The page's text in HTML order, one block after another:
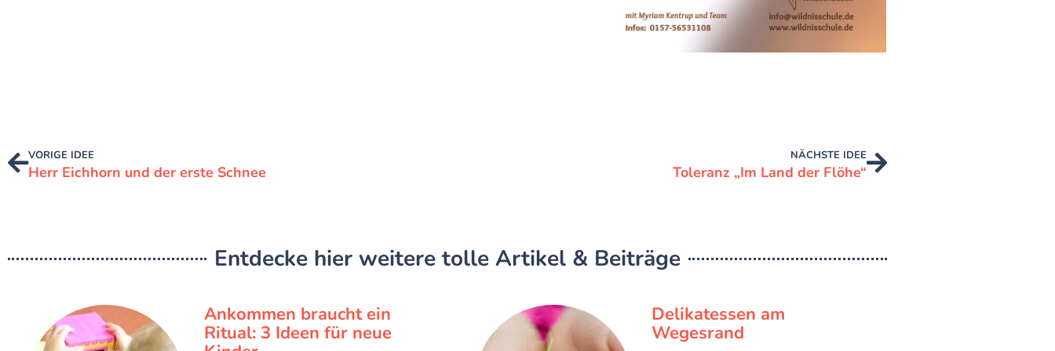
VORIGE IDEE
Herr Eichhorn und der erste Schnee
NÄCHSTE IDEE
Toleranz „Im Land der Flöhe“
Entdecke hier weitere tolle Artikel & Beiträge
Ankommen braucht ein
Ritual: 3 Ideen für neue
Delikatessen am
Wegesrand